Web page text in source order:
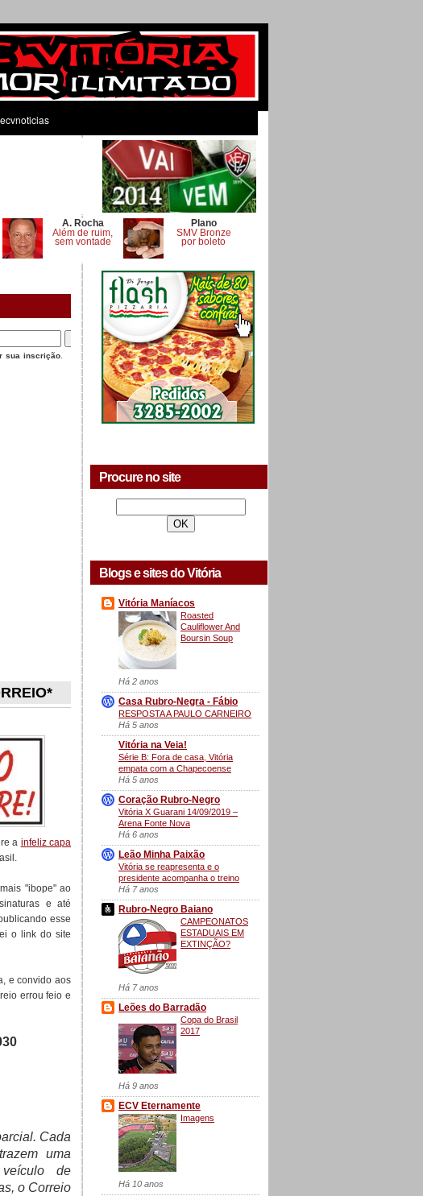
A. Rocha
Além de ruim,
sem vontade
Plano
SMV Bronze
por boleto
sua inscrição
a infeliz capa
"ibope" ao
e até
esse
o link do site
e convido aos
errou feio e
Cada
uma
de
o Correio
Procure no site
Blogs e sites do Vitória
Vitória Maníacos
Roasted
Cauliflower And
Boursin Soup
Há 2 anos
Casa Rubro-Negra - Fábio
RESPOSTA A PAULO CARNEIRO
Há 5 anos
Vitória na Veia!
Série B: Fora de casa, Vitória
empata com a Chapecoense
Há 5 anos
Coração Rubro-Negro
Vitória X Guarani 14/09/2019 –
Arena Fonte Nova
Há 6 anos
Leão Minha Paixão
Vitória se reapresenta e o
presidente acompanha o treino
Há 7 anos
Rubro-Negro Baiano
CAMPEONATOS
ESTADUAIS EM
EXTINÇÃO?
Há 7 anos
Leões do Barradão
Copa do Brasil
2017
Há 9 anos
ECV Eternamente
Imagens
Há 10 anos